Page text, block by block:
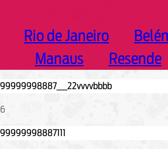
Rio de Janeiro
Manaus
Resende
6